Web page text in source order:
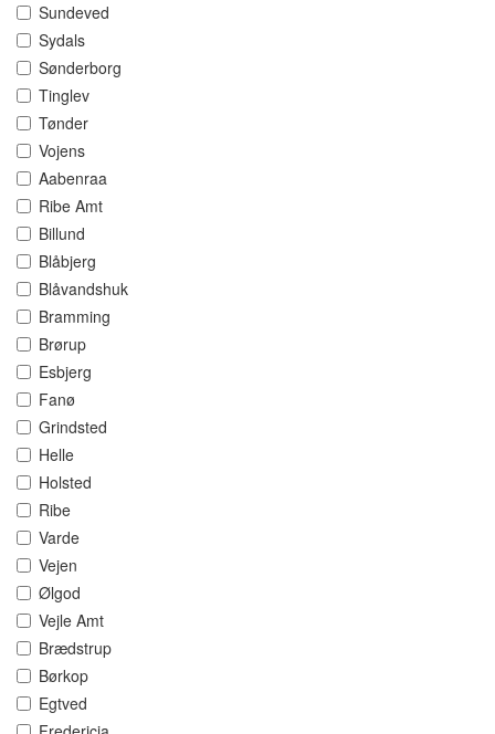
Sundeved
Sydals
Sønderborg
Tinglev
Tønder
Vojens
Aabenraa
Ribe Amt
Billund
Blåbjerg
Blåvandshuk
Bramming
Brørup
Esbjerg
Fanø
Grindsted
Helle
Holsted
Ribe
Varde
Vejen
Ølgod
Vejle Amt
Brædstrup
Børkop
Egtved